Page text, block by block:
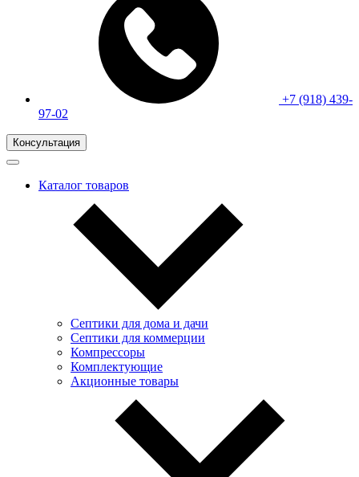
+7 (918) 439-
97-02
Консультация
Каталог товаров
Септики для дома и дачи
Септики для коммерции
Компрессоры
Комплектующие
Акционные товары